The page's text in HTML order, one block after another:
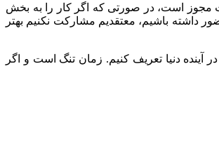
و ملت‌ها دانست و تصریح کرد: دولت ۴ ماه گزارش داد که درگیر دریافت مجوز است، در صورتی که اگر کار را به بخش
داشته باشیم، معتقدیم مشارکت نکنیم بهتر
آینده دنیا تعریف کنیم. زمان تنگ است و اگر